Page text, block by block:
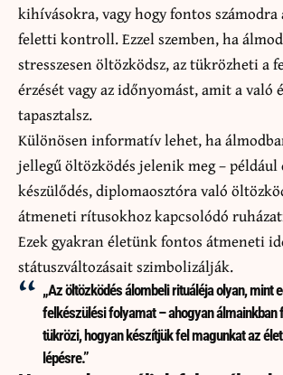
kihívásokra, vagy hogy fontos számodra
feletti kontroll. Ezzel szemben, ha
stresszesen öltözködsz, az tükrözheti a
érzését vagy az időnyomást, amit a való
tapasztalsz.
Különösen informatív lehet, ha
jellegű öltözködés jelenik meg – például
készülődés, diplomaosztóra való
átmeneti rítusokhoz kapcsolódó
Ezek gyakran életünk fontos átmeneti
státuszváltozásait szimbolizálják.
„Az öltözködés álombeli rituáléja olyan, mint
felkészülési folyamat – ahogyan álmainkban
tükrözi, hogyan készítjük fel magunkat az
lépésre.”